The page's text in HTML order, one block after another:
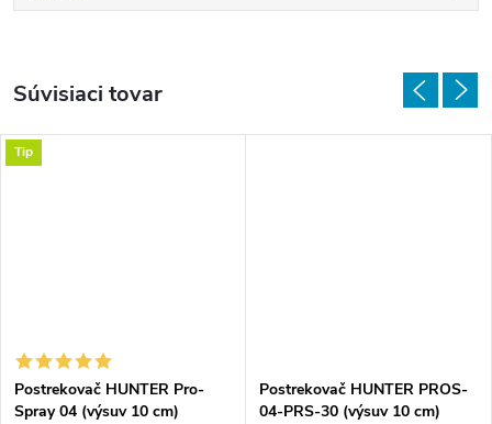
Súvisiaci tovar
Tip
Postrekovač HUNTER Pro-
Spray 04 (výsuv 10 cm)
Postrekovač HUNTER PROS-
04-PRS-30 (výsuv 10 cm)